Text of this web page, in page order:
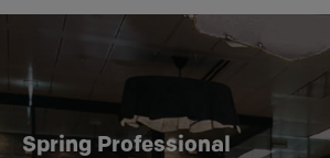
Spring Professional